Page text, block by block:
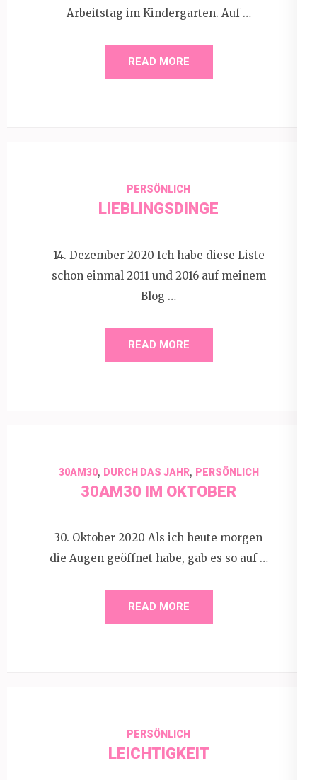
Arbeitstag im Kindergarten. Auf …
READ MORE
PERSÖNLICH
LIEBLINGSDINGE
14. Dezember 2020 Ich habe diese Liste
schon einmal 2011 und 2016 auf meinem
Blog …
READ MORE
30AM30, DURCH DAS JAHR, PERSÖNLICH
30AM30 IM OKTOBER
30. Oktober 2020 Als ich heute morgen
die Augen geöffnet habe, gab es so auf …
READ MORE
PERSÖNLICH
LEICHTIGKEIT